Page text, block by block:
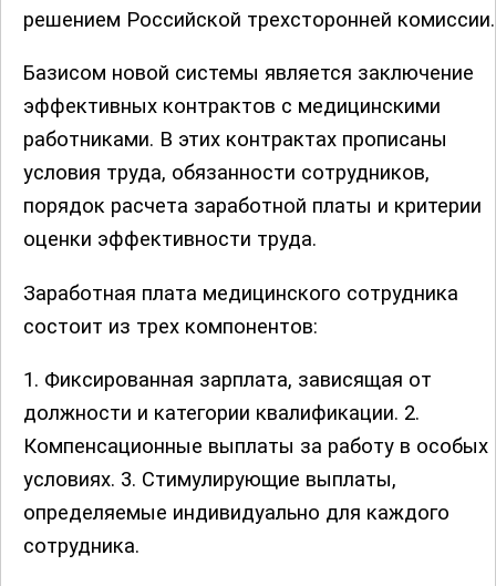
решением Российской трехсторонней комиссии.
Базисом новой системы является заключение
эффективных контрактов с медицинскими
работниками. В этих контрактах прописаны
условия труда, обязанности сотрудников,
порядок расчета заработной платы и критерии
оценки эффективности труда.
Заработная плата медицинского сотрудника
состоит из трех компонентов:
1. Фиксированная зарплата, зависящая от
должности и категории квалификации. 2.
Компенсационные выплаты за работу в особых
условиях. 3. Стимулирующие выплаты,
определяемые индивидуально для каждого
сотрудника.